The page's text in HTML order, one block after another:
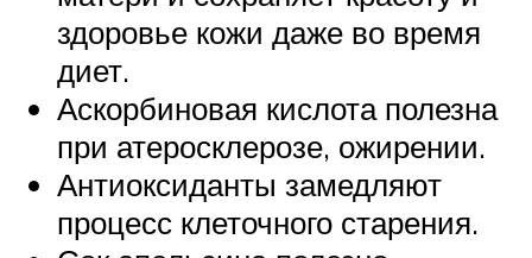
здоровье кожи даже во время
диет.
Аскорбиновая кислота полезна
при атеросклерозе, ожирении.
Антиоксиданты замедляют
процесс клеточного старения.